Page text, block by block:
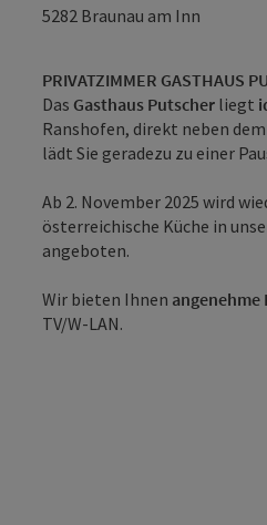
5282 Braunau am Inn
PRIVATZIMMER GASTHAUS
Das Gasthaus Putscher liegt
Ranshofen, direkt neben dem
lädt Sie geradezu zu einer
Ab 2. November 2025 wird
österreichische Küche in
angeboten.
Wir bieten Ihnen
TV/W-LAN.